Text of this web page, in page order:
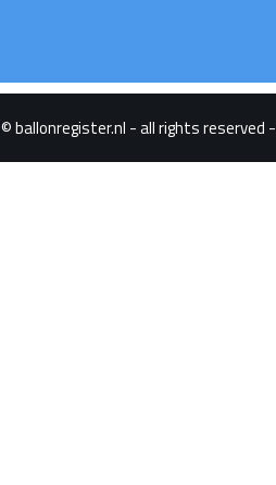
© ballonregister.nl - all rights reserved -